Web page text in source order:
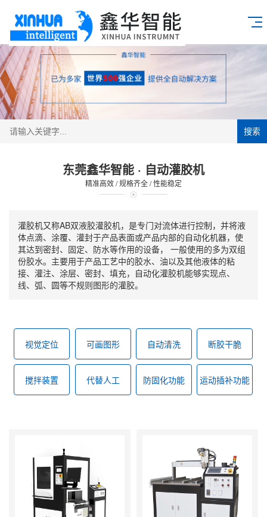
搜索
东莞鑫华智能 · 自动灌胶机
精准高效 / 规格齐全 / 性能稳定
灌胶机又称AB双液胶灌胶机，是专门对流体进行控制，并将液
体点滴、涂覆、灌封于产品表面或产品内部的自动化机器，使
其达到密封、固定、防水等作用的设备， 一般使用的多为双组
份胶水。主要用于产品工艺中的胶水、油以及其他液体的粘
接、灌注、涂层、密封、填充，自动化灌胶机能够实现点、
线、弧、圆等不规则图形的灌胶。
视觉定位 可画图形 自动清洗 断胶干脆
搅拌装置 代替人工 防固化功能 运动插补功能